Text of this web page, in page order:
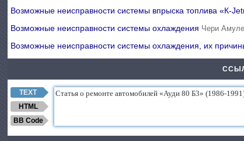
Возможные неисправности системы впрыска топлива «К-
Возможные неисправности системы охлаждения Чери
Возможные неисправности системы охлаждения, их
TEXT
HTML
BB Code